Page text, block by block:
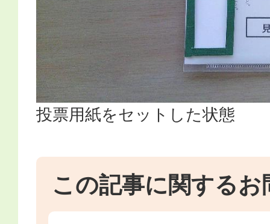
投票用紙をセットした状態
この記事に関するお